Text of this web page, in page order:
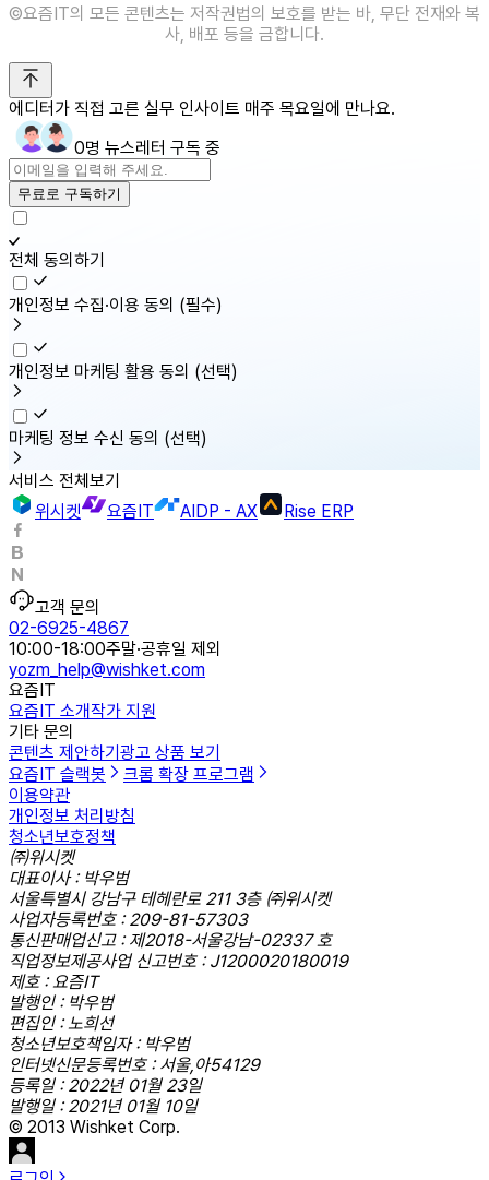
©️요즘IT의 모든 콘텐츠는 저작권법의 보호를 받는 바, 무단 전재와 복
사, 배포 등을 금합니다.
에디터가 직접 고른 실무 인사이트 매주 목요일에 만나요.
0명 뉴스레터 구독 중
무료로 구독하기
전체 동의하기
개인정보 수집·이용 동의 (필수)
개인정보 마케팅 활용 동의 (선택)
마케팅 정보 수신 동의 (선택)
서비스 전체보기
위시켓
요즘IT AIDP - AX Rise ERP
고객 문의
02-6925-4867
10:00-18:00주말·공휴일 제외
yozm_help@wishket.com
요즘IT
요즘IT 소개작가 지원
기타 문의
콘텐츠 제안하기광고 상품 보기
요즘IT 슬랙봇
크롬 확장 프로그램
이용약관
개인정보 처리방침
청소년보호정책
㈜위시켓
대표이사 : 박우범
서울특별시 강남구 테헤란로 211 3층 ㈜위시켓
사업자등록번호 : 209-81-57303
통신판매업신고 : 제2018-서울강남-02337 호
직업정보제공사업 신고번호 : J1200020180019
제호 : 요즘IT
발행인 : 박우범
편집인 : 노희선
청소년보호책임자 : 박우범
인터넷신문등록번호 : 서울,아54129
등록일 : 2022년 01월 23일
발행일 : 2021년 01월 10일
© 2013 Wishket Corp.